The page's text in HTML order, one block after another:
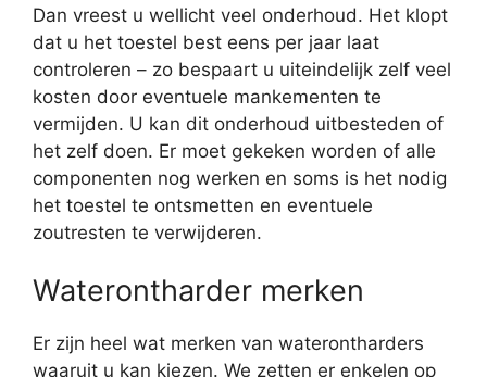
Dan vreest u wellicht veel onderhoud. Het klopt
dat u het toestel best eens per jaar laat
controleren – zo bespaart u uiteindelijk zelf veel
kosten door eventuele mankementen te
vermijden. U kan dit onderhoud uitbesteden of
het zelf doen. Er moet gekeken worden of alle
componenten nog werken en soms is het nodig
het toestel te ontsmetten en eventuele
zoutresten te verwijderen.
Waterontharder merken
Er zijn heel wat merken van waterontharders
waaruit u kan kiezen. We zetten er enkelen op